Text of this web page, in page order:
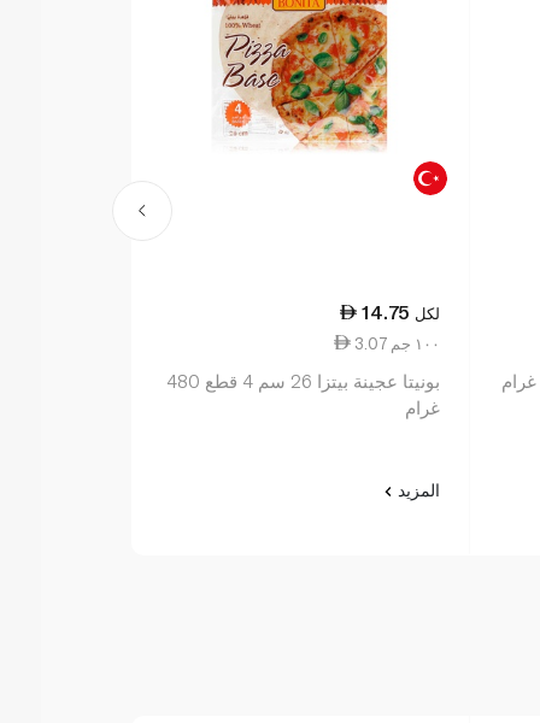
14.75 لكل
3.07 ١٠٠ جم
بونيتا عجينة بيتزا 26 سم 4 قطع 480
غرام
المزيد